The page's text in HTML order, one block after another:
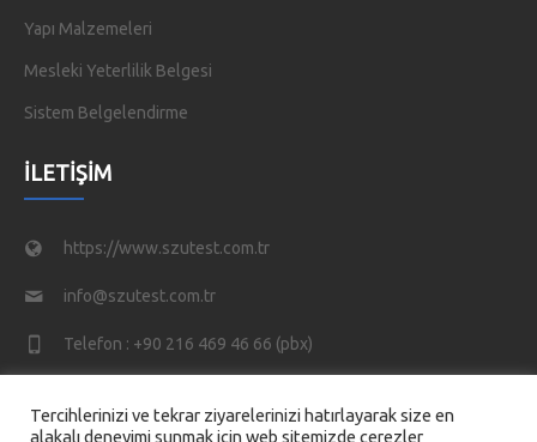
Yapı Malzemeleri
Mesleki Yeterlilik Belgesi
Sistem Belgelendirme
İLETIŞIM
https://www.szutest.com.tr
info@szutest.com.tr
Telefon : +90 216 469 46 66 (pbx)
İstanbul TÜRKİYE
Tercihlerinizi ve tekrar ziyarelerinizi hatırlayarak size en
alakalı deneyimi sunmak için web sitemizde çerezler